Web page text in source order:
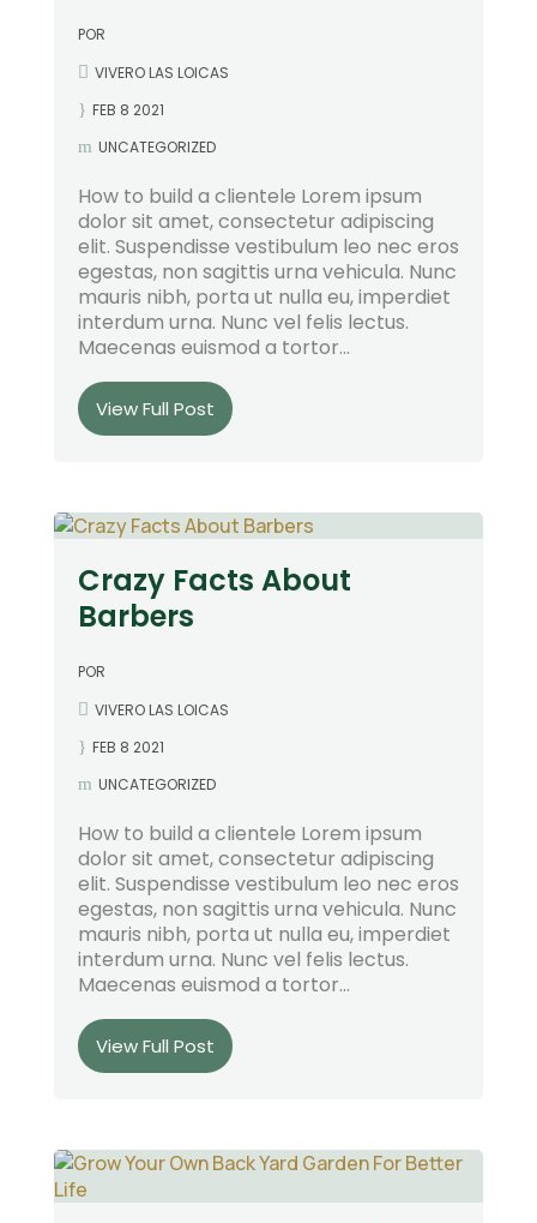
POR
VIVERO LAS LOICAS
FEB 8 2021
UNCATEGORIZED
How to build a clientele Lorem ipsum
dolor sit amet, consectetur adipiscing
elit. Suspendisse vestibulum leo nec eros
egestas, non sagittis urna vehicula. Nunc
mauris nibh, porta ut nulla eu, imperdiet
interdum urna. Nunc vel felis lectus.
Maecenas euismod a tortor...
View Full Post
Crazy Facts About
Barbers
POR
VIVERO LAS LOICAS
FEB 8 2021
UNCATEGORIZED
How to build a clientele Lorem ipsum
dolor sit amet, consectetur adipiscing
elit. Suspendisse vestibulum leo nec eros
egestas, non sagittis urna vehicula. Nunc
mauris nibh, porta ut nulla eu, imperdiet
interdum urna. Nunc vel felis lectus.
Maecenas euismod a tortor...
View Full Post